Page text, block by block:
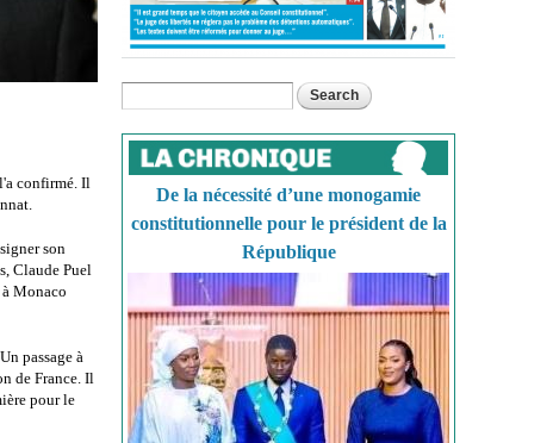
confirmé. Il
son
Claude Puel
Monaco
passage à
de France. Il
pour le
Search form
De la nécessité d’une monogamie
constitutionnelle pour le président de la
République